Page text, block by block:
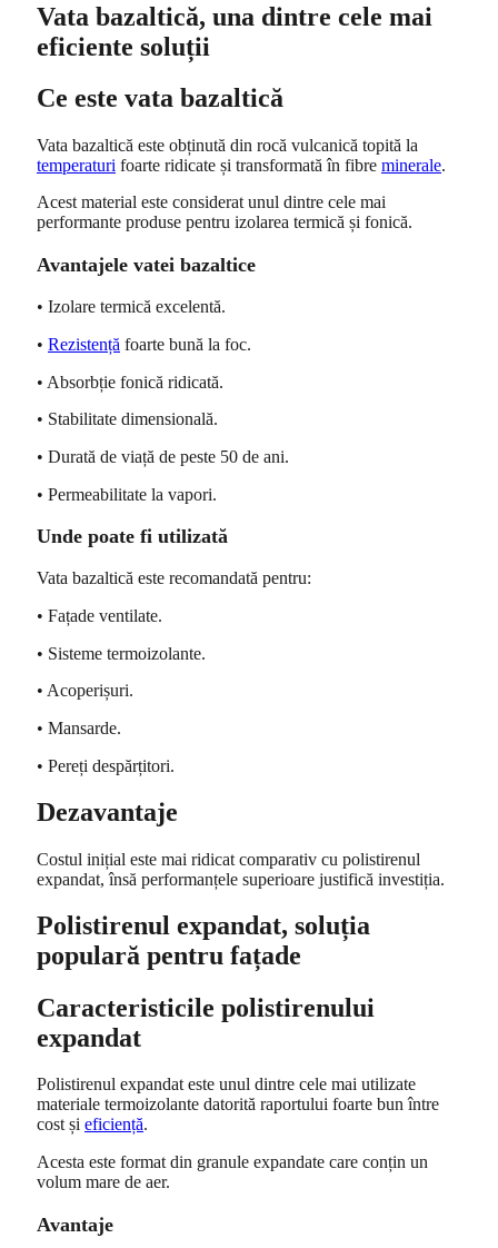
Vata bazaltică, una dintre cele mai
eficiente soluții
Ce este vata bazaltică
Vata bazaltică este obținută din rocă vulcanică topită la
temperaturi foarte ridicate și transformată în fibre minerale.
Acest material este considerat unul dintre cele mai
performante produse pentru izolarea termică și fonică.
Avantajele vatei bazaltice
• Izolare termică excelentă.
• Rezistență foarte bună la foc.
• Absorbție fonică ridicată.
• Stabilitate dimensională.
• Durată de viață de peste 50 de ani.
• Permeabilitate la vapori.
Unde poate fi utilizată
Vata bazaltică este recomandată pentru:
• Fațade ventilate.
• Sisteme termoizolante.
• Acoperișuri.
• Mansarde.
• Pereți despărțitori.
Dezavantaje
Costul inițial este mai ridicat comparativ cu polistirenul
expandat, însă performanțele superioare justifică investiția.
Polistirenul expandat, soluția
populară pentru fațade
Caracteristicile polistirenului
expandat
Polistirenul expandat este unul dintre cele mai utilizate
materiale termoizolante datorită raportului foarte bun între
cost și eficiență.
Acesta este format din granule expandate care conțin un
volum mare de aer.
Avantaje